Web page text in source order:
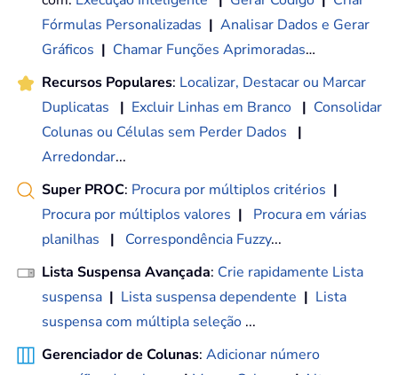
Fórmulas Personalizadas | Analisar Dados e Gerar
Gráficos | Chamar Funções Aprimoradas…
Recursos Populares: Localizar, Destacar ou Marcar
Duplicatas
| Excluir Linhas em Branco | Consolidar
Colunas ou Células sem Perder Dados
|
Arredondar...
Super PROC: Procura por múltiplos critérios |
Procura por múltiplos valores |
Procura em várias
planilhas
| Correspondência Fuzzy...
Lista Suspensa Avançada: Crie rapidamente Lista
suspensa | Lista suspensa dependente | Lista
suspensa com múltipla seleção ...
Gerenciador de Colunas: Adicionar número